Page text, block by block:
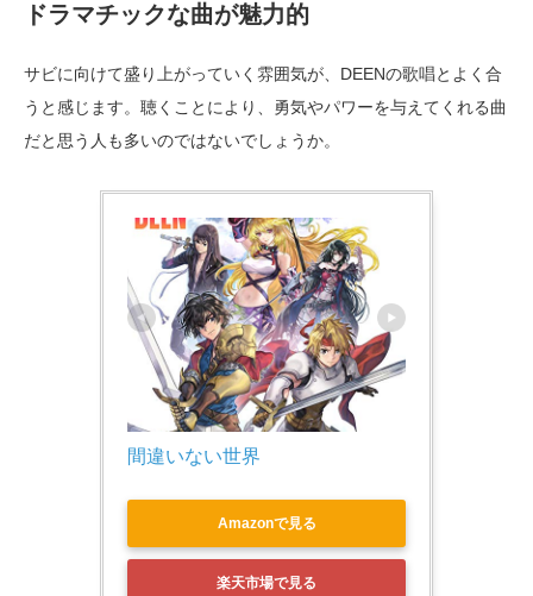
ドラマチックな曲が魅力的
サビに向けて盛り上がっていく雰囲気が、DEENの歌唱とよく合
うと感じます。聴くことにより、勇気やパワーを与えてくれる曲
だと思う人も多いのではないでしょうか。
間違いない世界
Amazonで見る
楽天市場で見る